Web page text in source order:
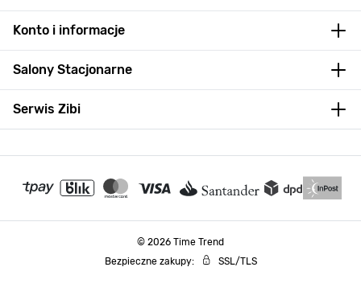
Konto i informacje
Salony Stacjonarne
Serwis Zibi
© 2026 Time Trend
Bezpieczne zakupy:
SSL/TLS